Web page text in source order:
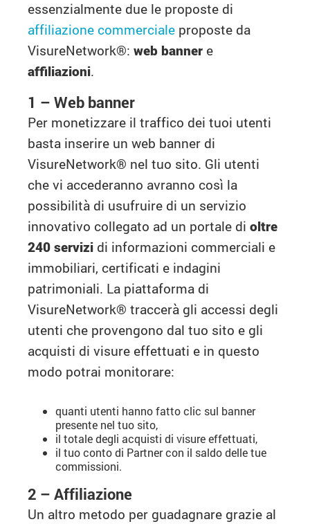
essenzialmente due le proposte di
affiliazione commerciale proposte da
VisureNetwork®: web banner e
affiliazioni.
1 – Web banner
Per monetizzare il traffico dei tuoi utenti
basta inserire un web banner di
VisureNetwork® nel tuo sito. Gli utenti
che vi accederanno avranno così la
possibilità di usufruire di un servizio
innovativo collegato ad un portale di oltre
240 servizi di informazioni commerciali e
immobiliari, certificati e indagini
patrimoniali. La piattaforma di
VisureNetwork® traccerà gli accessi degli
utenti che provengono dal tuo sito e gli
acquisti di visure effettuati e in questo
modo potrai monitorare:
quanti utenti hanno fatto clic sul banner
presente nel tuo sito,
il totale degli acquisti di visure effettuati,
il tuo conto di Partner con il saldo delle tue
commissioni.
2 – Affiliazione
Un altro metodo per guadagnare grazie al